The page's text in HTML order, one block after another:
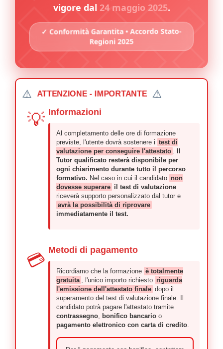
vigore dal 24 maggio 2025.
✓ Conformità Garantita • Accordo Stato-
Regioni 2025
⚠️ ATTENZIONE - IMPORTANTE ⚠️
💡 Informazioni
Al completamento delle ore di formazione
previste, l'utente dovrà sostenere i test di
valutazione per conseguire l'attestato .
Tutor qualificato resterà disponibile per
ogni chiarimento durante tutto il percorso
formativo. Nel caso in cui il candidato non
dovesse superare il test di valutazione
riceverà supporto personalizzato dal tutor e
avrà la possibilità di riprovare
immediatamente il test.
💳
Metodi di pagamento
Ricordiamo che la formazione è totalmente
gratuita , l'unico importo richiesto riguarda
l'emissione dell'attestato finale dopo il
superamento del test di valutazione finale. Il
candidato potrà pagare l'attestato tramite
contrassegno, bonifico bancario o
pagamento elettronico con carta di credito.